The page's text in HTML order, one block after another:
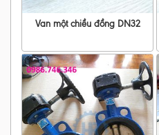
Van một chiều đồng DN32